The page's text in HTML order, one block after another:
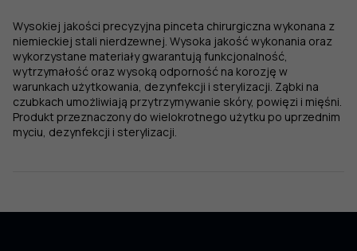
Wysokiej jakości precyzyjna pinceta chirurgiczna wykonana z
niemieckiej stali nierdzewnej. Wysoka jakość wykonania oraz
wykorzystane materiały gwarantują funkcjonalność,
wytrzymałość oraz wysoką odporność na korozję w
warunkach użytkowania, dezynfekcji i sterylizacji. Ząbki na
czubkach umożliwiają przytrzymywanie skóry, powięzi i mięśni.
Produkt przeznaczony do wielokrotnego użytku po uprzednim
myciu, dezynfekcji i sterylizacji.